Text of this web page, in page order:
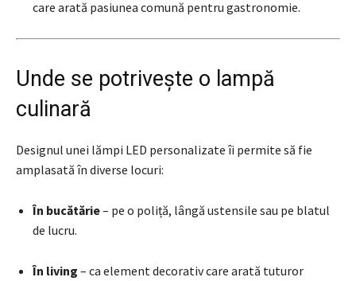
care arată pasiunea comună pentru gastronomie.
Unde se potrivește o lampă
culinară
Designul unei lămpi LED personalizate îi permite să fie
amplasată în diverse locuri:
În bucătărie– pe o poliță, lângă ustensile sau pe blatul
de lucru.
În living – ca element decorativ care arată tuturor